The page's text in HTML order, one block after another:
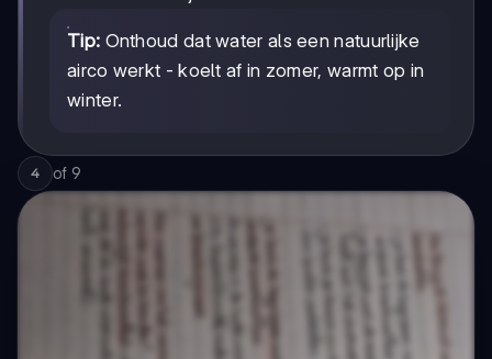
Tip: Onthoud dat water als een natuurlijke
airco werkt - koelt af in zomer, warmt op in
winter.
4 of 9